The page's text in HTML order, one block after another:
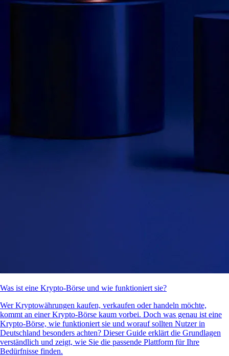
Was ist eine Krypto-Börse und wie funktioniert sie?
Wer Kryptowährungen kaufen, verkaufen oder handeln möchte,
kommt an einer Krypto-Börse kaum vorbei. Doch was genau ist eine
Krypto-Börse, wie funktioniert sie und worauf sollten Nutzer in
Deutschland besonders achten? Dieser Guide erklärt die Grundlagen
verständlich und zeigt, wie Sie die passende Plattform für Ihre
Bedürfnisse finden.